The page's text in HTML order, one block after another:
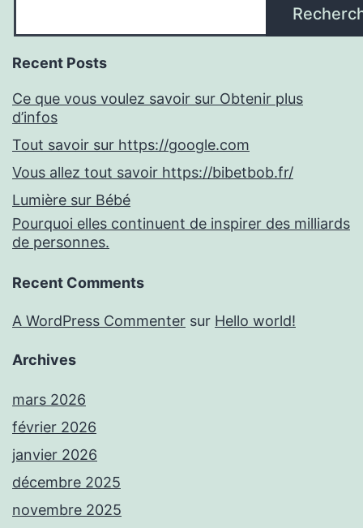
Recent Posts
Ce que vous voulez savoir sur Obtenir plus
d’infos
Tout savoir sur https://google.com
Vous allez tout savoir https://bibetbob.fr/
Lumière sur Bébé
Pourquoi elles continuent de inspirer des milliards
de personnes.
Recent Comments
A WordPress Commenter sur Hello world!
Archives
mars 2026
février 2026
janvier 2026
décembre 2025
novembre 2025